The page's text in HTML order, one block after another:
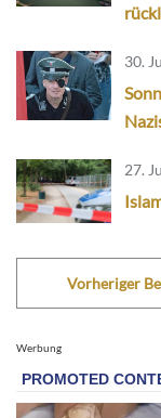
30.
27.
Vorheriger
Werbung